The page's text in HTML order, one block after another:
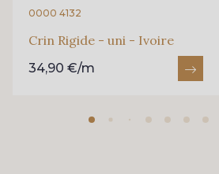
0000 4132
Crin Rigide - uni - Ivoire
34,90 €/m